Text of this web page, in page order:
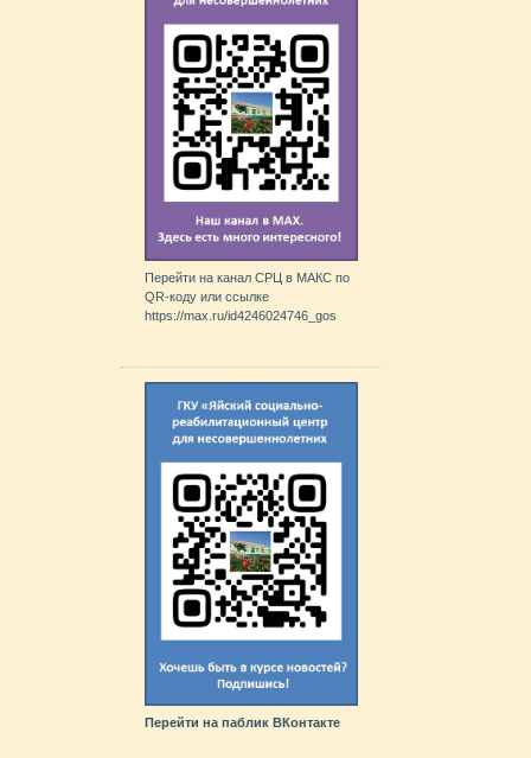
Перейти на канал СРЦ в МАКС по
QR-коду или ссылке
https://max.ru/id4246024746_gos
Перейти на паблик ВКонтакте